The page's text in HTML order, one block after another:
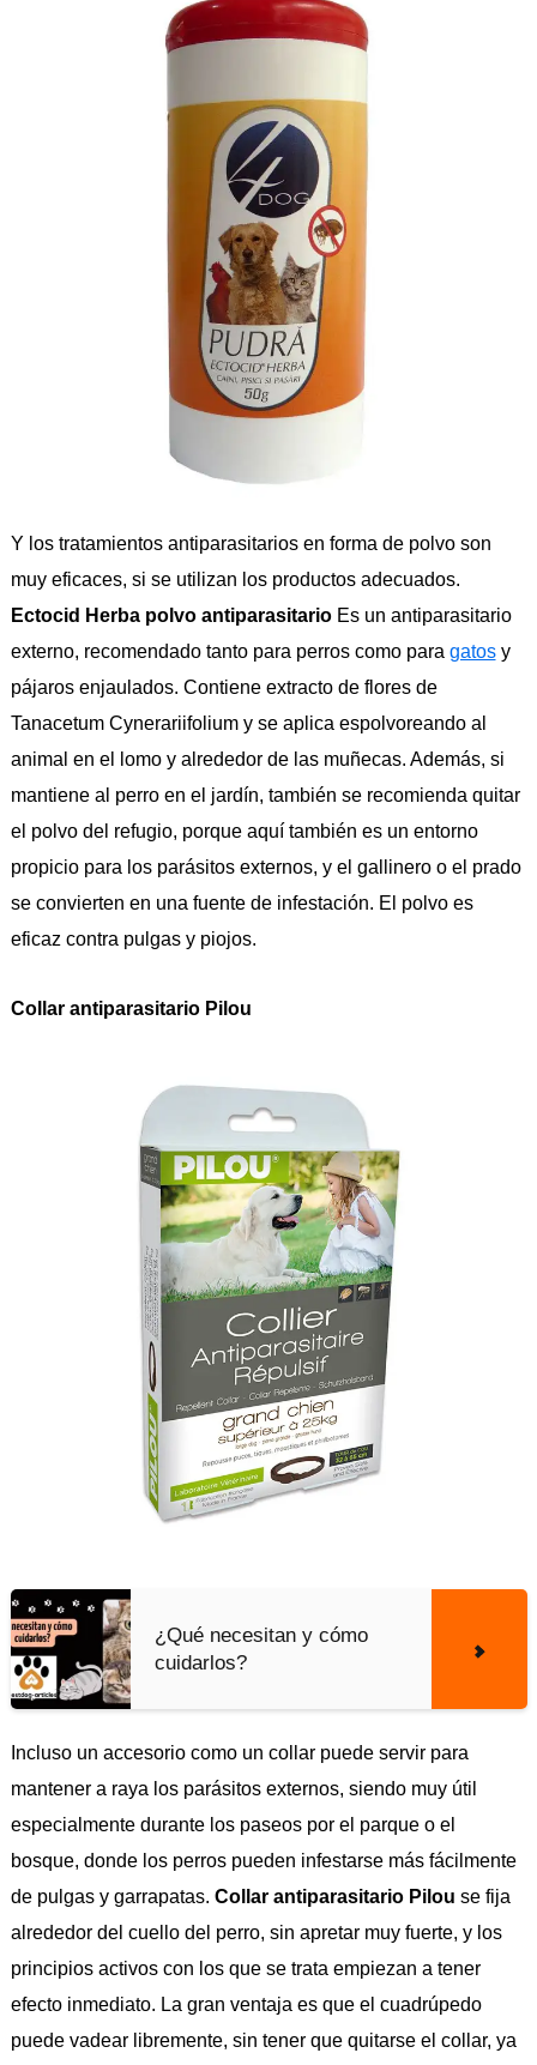
Y los tratamientos antiparasitarios en forma de polvo son
muy eficaces, si se utilizan los productos adecuados.
Ectocid Herba polvo antiparasitarioEs un antiparasitario
externo, recomendado tanto para perros como para gatosy
pájaros enjaulados. Contiene extracto de flores de
Tanacetum Cynerariifolium y se aplica espolvoreando al
animal en el lomo y alrededor de las muñecas. Además, si
mantiene al perro en el jardín, también se recomienda quitar
el polvo del refugio, porque aquí también es un entorno
propicio para los parásitos externos, y el gallinero o el prado
se convierten en una fuente de infestación. El polvo es
eficaz contra pulgas y piojos.
Collar antiparasitario Pilou
¿Qué necesitan y cómo
cuidarlos?
Incluso un accesorio como un collar puede servir para
mantener a raya los parásitos externos, siendo muy útil
especialmente durante los paseos por el parque o el
bosque, donde los perros pueden infestarse más fácilmente
de pulgas y garrapatas. Collar antiparasitario Pilou se fija
alrededor del cuello del perro, sin apretar muy fuerte, y los
principios activos con los que se trata empiezan a tener
efecto inmediato. La gran ventaja es que el cuadrúpedo
puede vadear libremente, sin tener que quitarse el collar, ya